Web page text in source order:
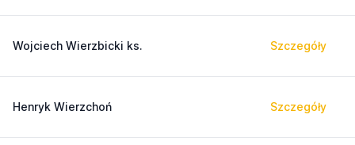
Wojciech Wierzbicki ks. Szczegóły
Henryk Wierzchoń Szczegóły